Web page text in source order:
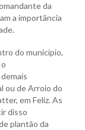
da
a importância
do município,
ou de Arroio do
em Feliz. As
disso
plantão da